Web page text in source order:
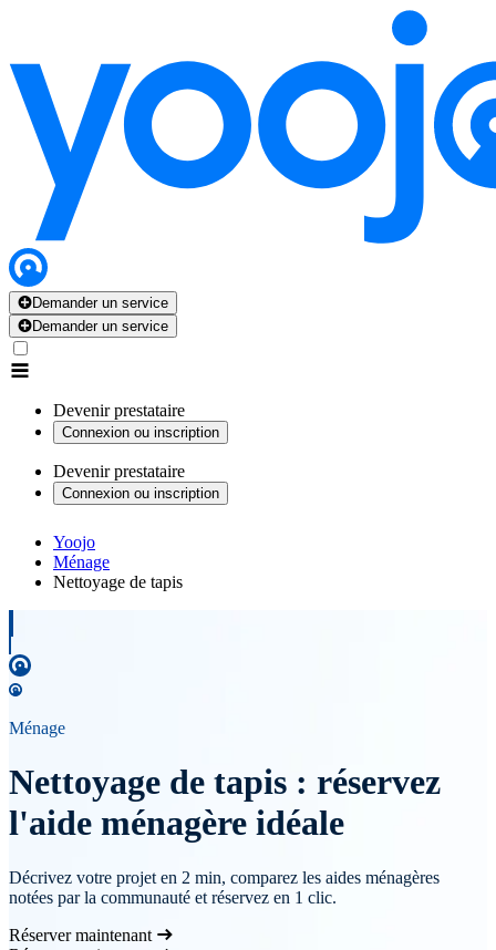
Demander un service
Demander un service
Devenir prestataire
Connexion ou inscription
Devenir prestataire
Connexion ou inscription
Yoojo
Ménage
Nettoyage de tapis
Ménage
Nettoyage de tapis : réservez
l'aide ménagère idéale
Décrivez votre projet en 2 min, comparez les aides ménagères
notées par la communauté et réservez en 1 clic.
Réserver maintenant